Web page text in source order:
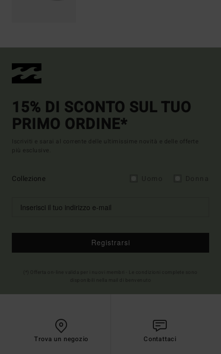
15% DI SCONTO SUL TUO
PRIMO ORDINE*
Iscriviti e sarai al corrente delle ultimissime novità e delle offerte
più esclusive.
Collezione
Registrarsi
Trova un negozio Contattaci